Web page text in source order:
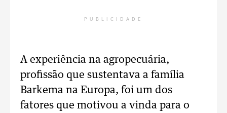
PUBLICIDADE
A experiência na agropecuária,
profissão que sustentava a família
Barkema na Europa, foi um dos
fatores que motivou a vinda para o